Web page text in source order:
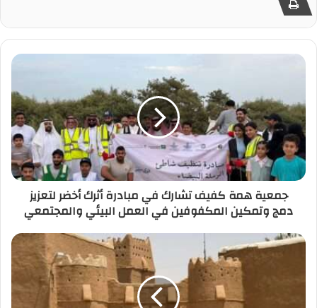
جمعية همة كفيف تشارك في مبادرة أثرك أخضر لتعزيز
دمج وتمكين المكفوفين في العمل البيئي والمجتمعي